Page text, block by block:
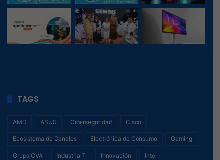
TAGS
AMD ASUS Ciberseguridad Cisco
Ecosistema de Canales Electrónica de Consumo Gaming
Grupo CVA Industria TI Innovación Intel